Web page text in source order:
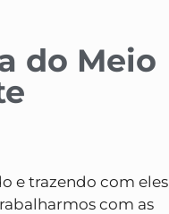
do Meio
e trazendo com eles
com as